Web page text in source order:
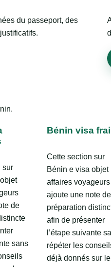
du passeport, des
sur
de
sans
Bénin visa
Cette section sur
Bénin e visa objet
affaires voyageurs
ajoute une note de
préparation
afin de présenter
l’étape suivante
répéter les
déjà donnés sur le